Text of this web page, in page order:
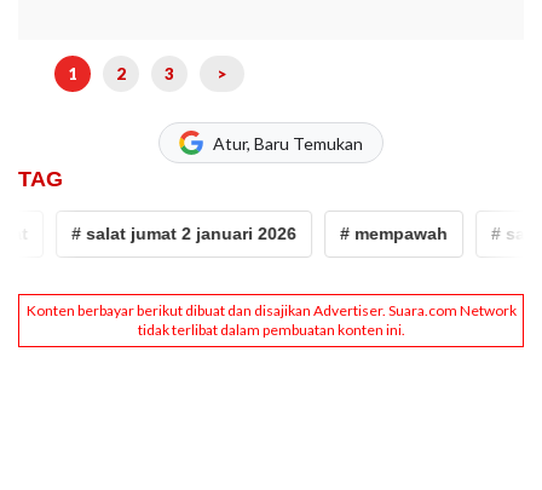
1 2 3 >
Atur, Baru Temukan
TAG
# salat jumat 2 januari 2026 # mempawah # salat